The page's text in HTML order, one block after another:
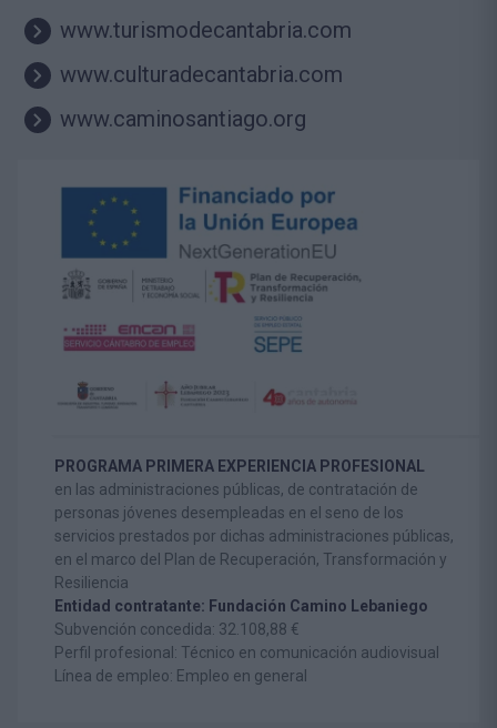
www.turismodecantabria.com
www.culturadecantabria.com
www.caminosantiago.org
PROGRAMA PRIMERA EXPERIENCIA PROFESIONAL
en las administraciones públicas, de contratación de
personas jóvenes desempleadas en el seno de los
servicios prestados por dichas administraciones públicas,
en el marco del Plan de Recuperación, Transformación y
Resiliencia
Entidad contratante: Fundación Camino Lebaniego
Subvención concedida: 32.108,88 €
Perfil profesional: Técnico en comunicación audiovisual
Línea de empleo: Empleo en general